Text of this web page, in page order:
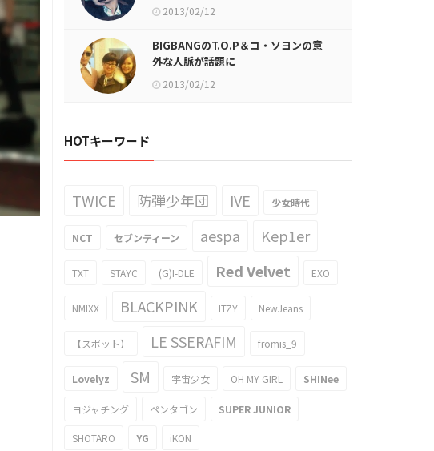
2013/02/12
BIGBANGのT.O.P＆コ・ソヨンの意
外な人脈が話題に
2013/02/12
HOTキーワード
TWICE 防弾少年団 IVE 少女時代
NCT セブンティーン aespa Kep1er
TXT STAYC (G)I-DLE Red Velvet EXO
NMIXX BLACKPINK ITZY NewJeans
【スポット】 LE SSERAFIM fromis_9
Lovelyz SM 宇宙少女 OH MY GIRL SHINee
ヨジャチング ペンタゴン SUPER JUNIOR
SHOTARO YG iKON